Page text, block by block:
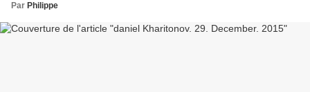
Par Philippe